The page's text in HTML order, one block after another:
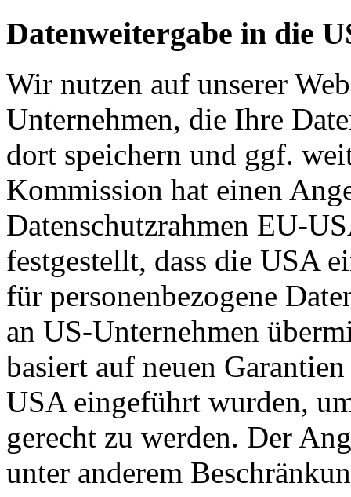
Datenweitergabe in die
Wir nutzen auf unserer
Unternehmen, die Ihre
dort speichern und ggf.
Kommission hat einen
Datenschutzrahmen EU-
festgestellt, dass die USA
für personenbezogene
an US-Unternehmen
basiert auf neuen
USA eingeführt wurden,
gerecht zu werden. Der
unter anderem